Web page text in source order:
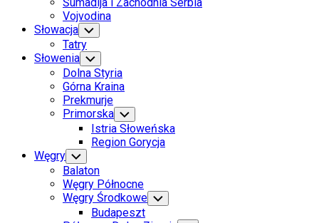
Menu
Vojvodina
Słowacja Toggle
Child
Menu
Tatry
Słowenia Toggle
Child
Menu
Dolna Styria
Górna Kraina
Prekmurje
Primorska Toggle
Child
Menu
Istria Słoweńska
Region Gorycja
Węgry Toggle
Child
Menu
Balaton
Węgry Północne
Węgry Środkowe Toggle
Child
Menu
Budapeszt